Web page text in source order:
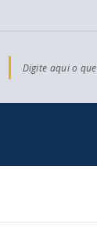
Digite aqui o que